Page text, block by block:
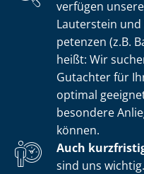
verfügen
Lauterstein
pe­ten­zen (z.B.
heißt: Wir
Gutachter für
optimal
besondere
können.
Auch
sind uns